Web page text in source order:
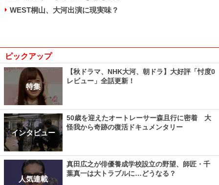
WEST桐山、大河出演に現実味？
ピックアップ
特集
【秋ドラマ、NHK大河、朝ドラ】大好評「忖度0
レビュー」全話更新！
インタビュー
50歳を迎えたオートレーサー森且行に密着 大
怪我から奇跡の復活ドキュメンタリー
人気連載
真田広之が俳優養成学校設立の野望、師匠・千
葉真一は大トラブルに…どうなる？